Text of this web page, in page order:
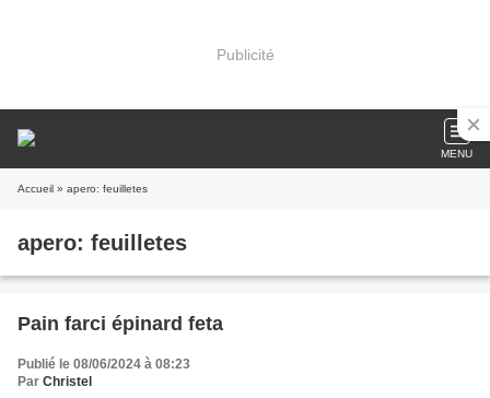
Publicité
MENU
Accueil » apero: feuilletes
apero: feuilletes
Pain farci épinard feta
Publié le 08/06/2024 à 08:23
Par Christel